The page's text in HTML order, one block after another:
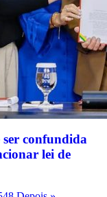
ser confundida
lei de